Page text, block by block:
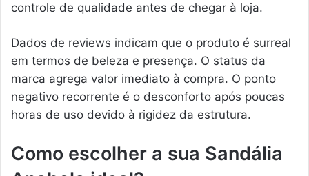
controle de qualidade antes de chegar à loja.
Dados de reviews indicam que o produto é surreal
em termos de beleza e presença. O status da
marca agrega valor imediato à compra. O ponto
negativo recorrente é o desconforto após poucas
horas de uso devido à rigidez da estrutura.
Como escolher a sua Sandália